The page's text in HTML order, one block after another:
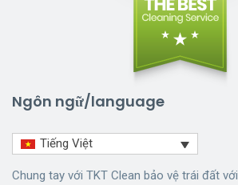
Ngôn ngữ/language
Tiếng Việt
Chung tay với TKT Clean bảo vệ trái đất với